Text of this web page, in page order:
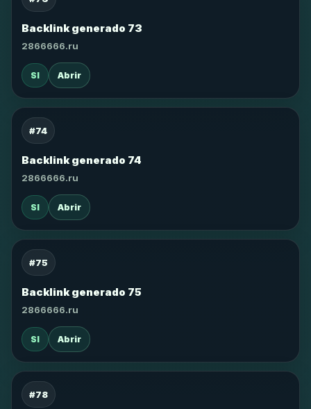
Backlink generado 73
2866666.ru
SI Abrir
#74
Backlink generado 74
2866666.ru
SI Abrir
#75
Backlink generado 75
2866666.ru
SI Abrir
#78